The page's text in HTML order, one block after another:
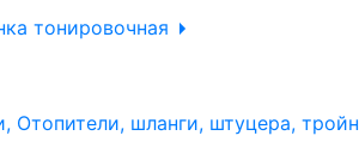
тонировочная
Отопители, шланги, штуцера,